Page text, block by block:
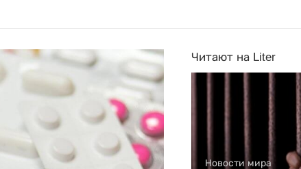
Читают на Liter
Новости мира